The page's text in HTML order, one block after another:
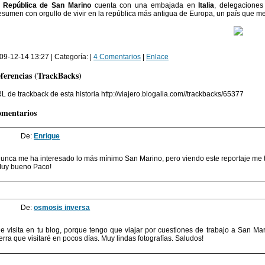
República de San Marinocuenta con una embajada en Italia,
con orgullo de vivir en la república más antigua de Europa, un país que
12-14 13:27 | Categoría: | 4 Comentarios| Enlace
(TrackBacks)
de trackback de esta historia http://viajero.blogalia.com//trackbacks/65377
De: Enrique
me ha interesado lo más mínimo San Marino, pero viendo este reportaje
bueno Paco!
De:osmosis inversa
visita en tu blog, porque tengo que viajar por cuestiones de trabajo a San
que visitaré en pocos días. Muy lindas fotografías. Saludos!